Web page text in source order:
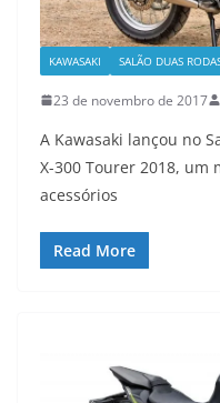
KAWASAKI SALÃO DUAS
23 de novembro de 2017
A Kawasaki lançou no
X-300 Tourer 2018, um
acessórios
Read More